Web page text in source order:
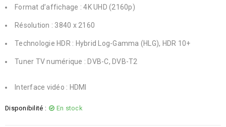
Format d’affichage : 4K UHD (2160p)
Résolution : 3840 x 2160
Technologie HDR : Hybrid Log-Gamma (HLG), HDR 10+
Tuner TV numérique : DVB-C, DVB-T2
Interface vidéo : HDMI
Disponibilité : En stock